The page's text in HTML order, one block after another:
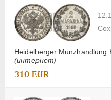
Heidelberger
(интернет)
310 EUR